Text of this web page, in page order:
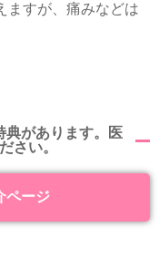
ますが、痛みなどは
典があります。医
さい。
ページ